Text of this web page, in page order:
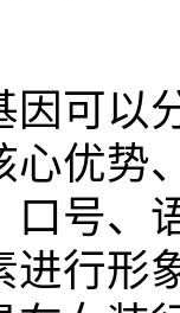
因可以
心优势
口号、
进行形